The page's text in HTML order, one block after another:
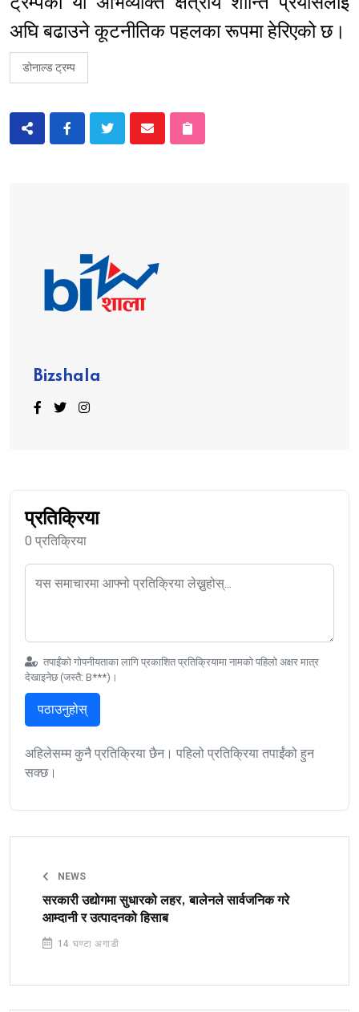
अघि बढाउने कूटनीतिक पहलका रूपमा हेरिएको छ।
डोनाल्ड ट्रम्प
Bizshala
प्रतिक्रिया
0 प्रतिक्रिया
तपाईंको गोपनीयताका लागि प्रकाशित प्रतिक्रियामा नामको पहिलो अक्षर मात्र
देखाइनेछ (जस्तै: B***)।
पठाउनुहोस्
अहिलेसम्म कुनै प्रतिक्रिया छैन। पहिलो प्रतिक्रिया तपाईंको हुन
सक्छ।
NEWS
सरकारी उद्योगमा सुधारको लहर, बालेनले सार्वजनिक गरे
आम्दानी र उत्पादनको हिसाब
14 घण्टा अगाडी